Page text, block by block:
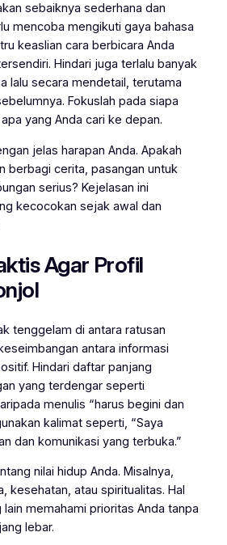
sebaiknya sederhana dan
mencoba mengikuti gaya bahasa
keaslian cara berbicara Anda
Hindari juga terlalu banyak
lalu secara mendetail, terutama
Fokuslah pada siapa
yang Anda cari ke depan.
jelas harapan Anda. Apakah
berbagi cerita, pasangan untuk
serius? Kejelasan ini
kecocokan sejak awal dan
Agar Profil
tenggelam di antara ratusan
antara informasi
Hindari daftar panjang
yang terdengar seperti
menulis “harus begini dan
kalimat seperti, “Saya
dan komunikasi yang terbuka.”
nilai hidup Anda. Misalnya,
kesehatan, atau spiritualitas. Hal
memahami prioritas Anda tanpa
lebar.